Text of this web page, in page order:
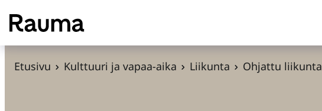
S
i
Etusivu Kulttuuri ja vapaa-aika Liikunta Ohjattu liikunta